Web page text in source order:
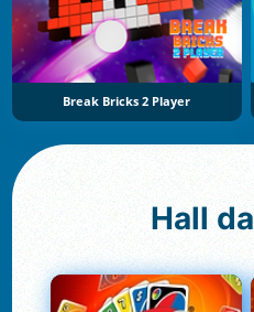
Break Bricks 2 Player
Hall da